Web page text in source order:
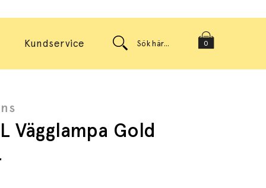
0
Kundservice
Vägglampa Gold